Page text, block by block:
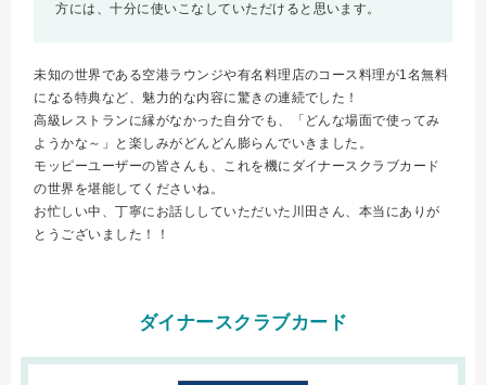
方には、十分に使いこなしていただけると思います。
未知の世界である空港ラウンジや有名料理店のコース料理が1名無料
になる特典など、魅力的な内容に驚きの連続でした！
高級レストランに縁がなかった自分でも、「どんな場面で使ってみ
ようかな～」と楽しみがどんどん膨らんでいきました。
モッピーユーザーの皆さんも、これを機にダイナースクラブカード
の世界を堪能してくださいね。
お忙しい中、丁寧にお話ししていただいた川田さん、本当にありが
とうございました！！
ダイナースクラブカード